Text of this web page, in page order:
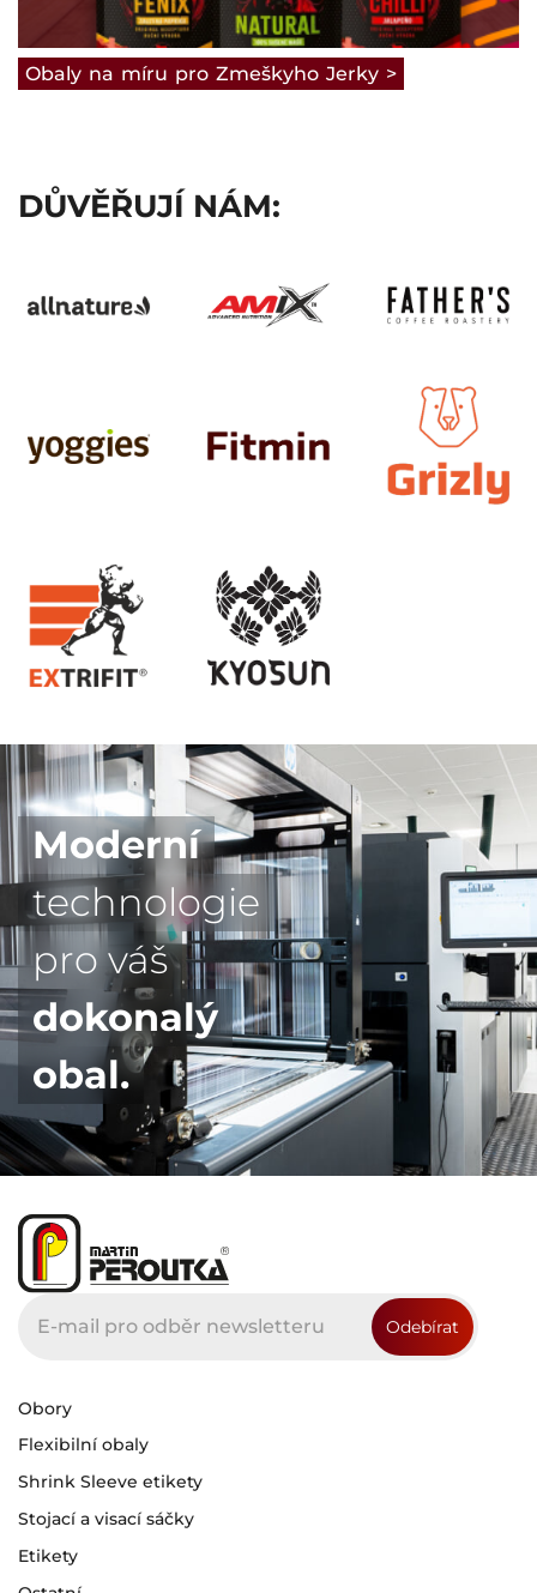
Obaly na míru pro Zmeškyho Jerky >
DŮVĚŘUJÍ NÁM:
Moderní
technologie
pro váš
dokonalý
obal.
Obory
Flexibilní obaly
Shrink Sleeve etikety
Stojací a visací sáčky
Etikety